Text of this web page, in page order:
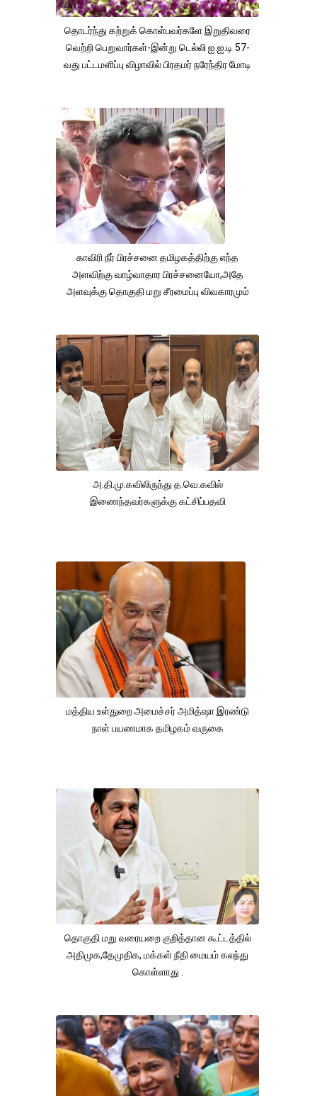
தொடர்ந்து கற்றுக் கொள்பவர்களே இறுதிவரை
வெற்றி பெறுவார்கள்-இன்று டெல்லி ஐ.ஐ.டி 57-
வது பட்டமளிப்பு விழாவில் பிரதமர் நரேந்திர மோடி
காவிரி நீர் பிரச்சனை தமிழகத்திற்கு எந்த
அளவிற்கு வாழ்வாதார பிரச்சனையோ,அதே
அளவுக்கு தொகுதி மறு சீரமைப்பு விவகாரமும்
அ.தி.மு.கவிலிருந்து த.வெ.கவில்
இணைந்தவர்களுக்கு கட்சிப்பதவி
மத்திய உள்துறை அமைச்சர் அமித்ஷா இரண்டு
நாள் பயணமாக தமிழகம் வருகை
தொகுதி மறு வரையறை குறித்தான கூட்டத்தில்
அதிமுக,தேமுதிக, மக்கள் நீதி மையம் கலந்து
கொள்ளாது .